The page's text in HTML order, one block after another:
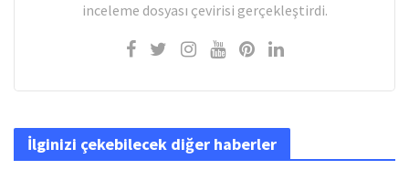
inceleme dosyası çevirisi gerçekleştirdi.
İlginizi çekebilecek diğer haberler